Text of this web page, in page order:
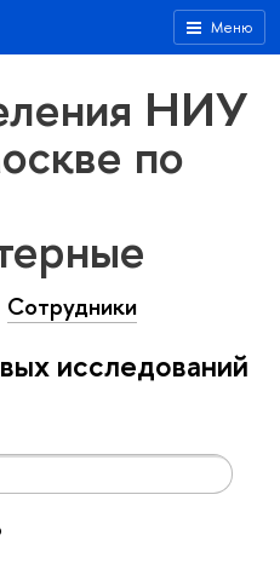
Меню
НИУ
по
Сотрудники
исследований